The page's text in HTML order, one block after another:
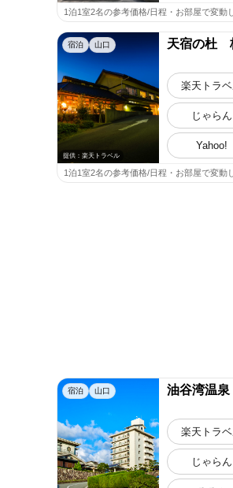
1泊1室2名の参考価格/日程・お部屋で変動
宿泊 山口
提供：楽天トラベル
天宿の杜
楽天トラ
じゃらん
Yahoo!
1泊1室2名の参考価格/日程・お部屋で変動
宿泊 山口 油谷湾温
楽天トラ
じゃらん